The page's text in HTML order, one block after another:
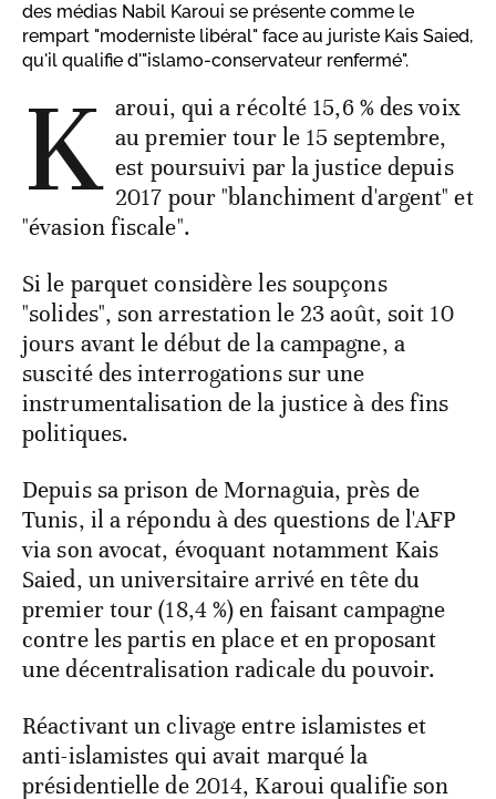
des médias Nabil Karoui se présente comme le
rempart "moderniste libéral" face au juriste Kais Saied,
qu'il qualifie d'"islamo-conservateur renfermé".
K aroui, qui a récolté 15,6 % des voix
au premier tour le 15 septembre,
est poursuivi par la justice depuis
2017 pour "blanchiment d'argent" et
"évasion fiscale".
Si le parquet considère les soupçons
"solides", son arrestation le 23 août, soit 10
jours avant le début de la campagne, a
suscité des interrogations sur une
instrumentalisation de la justice à des fins
politiques.
Depuis sa prison de Mornaguia, près de
Tunis, il a répondu à des questions de l'AFP
via son avocat, évoquant notamment Kais
Saied, un universitaire arrivé en tête du
premier tour (18,4 %) en faisant campagne
contre les partis en place et en proposant
une décentralisation radicale du pouvoir.
Réactivant un clivage entre islamistes et
anti-islamistes qui avait marqué la
présidentielle de 2014, Karoui qualifie son